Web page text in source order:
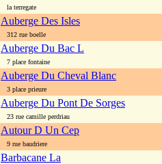
la terregate
Auberge Des Isles
312 rue boelle
Auberge Du Bac L
7 place fontaine
Auberge Du Cheval Blanc
3 place prieure
Auberge Du Pont De Sorges
23 rue camille perdriau
Autour D Un Cep
9 rue baudriere
Barbacane La